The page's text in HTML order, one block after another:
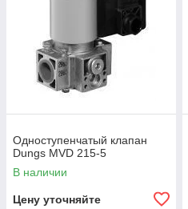
Одноступенчатый клапан
Dungs MVD 215-5
В наличии
Цену уточняйте